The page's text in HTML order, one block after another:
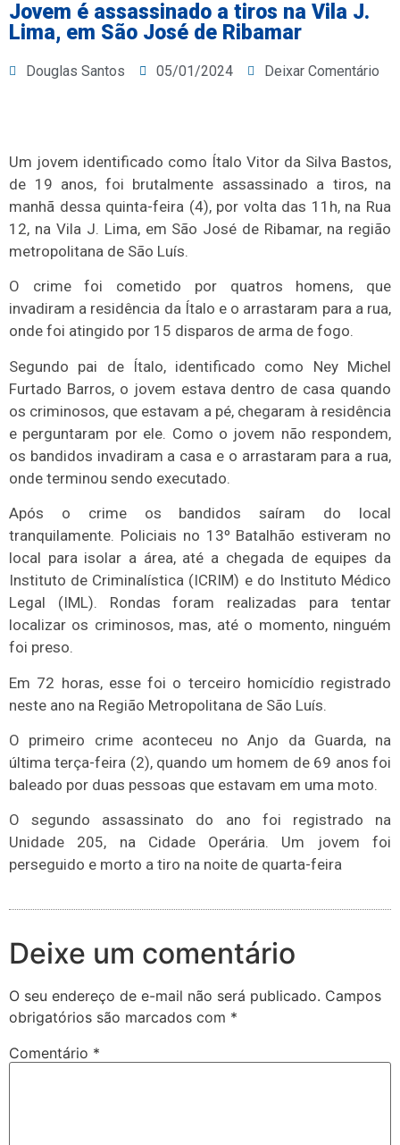
Jovem é assassinado a tiros na Vila J.
Lima, em São José de Ribamar
Douglas Santos 05/01/2024 Deixar Comentário
Um jovem identificado como Ítalo Vitor da Silva Bastos,
de 19 anos, foi brutalmente assassinado a tiros, na
manhã dessa quinta-feira (4), por volta das 11h, na Rua
12, na Vila J. Lima, em São José de Ribamar, na região
metropolitana de São Luís.
O crime foi cometido por quatros homens, que
invadiram a residência da Ítalo e o arrastaram para a rua,
onde foi atingido por 15 disparos de arma de fogo.
Segundo pai de Ítalo, identificado como Ney Michel
Furtado Barros, o jovem estava dentro de casa quando
os criminosos, que estavam a pé, chegaram à residência
e perguntaram por ele. Como o jovem não respondem,
os bandidos invadiram a casa e o arrastaram para a rua,
onde terminou sendo executado.
Após o crime os bandidos saíram do local
tranquilamente. Policiais no 13º Batalhão estiveram no
local para isolar a área, até a chegada de equipes da
Instituto de Criminalística (ICRIM) e do Instituto Médico
Legal (IML). Rondas foram realizadas para tentar
localizar os criminosos, mas, até o momento, ninguém
foi preso.
Em 72 horas, esse foi o terceiro homicídio registrado
neste ano na Região Metropolitana de São Luís.
O primeiro crime aconteceu no Anjo da Guarda, na
última terça-feira (2), quando um homem de 69 anos foi
baleado por duas pessoas que estavam em uma moto.
O segundo assassinato do ano foi registrado na
Unidade 205, na Cidade Operária. Um jovem foi
perseguido e morto a tiro na noite de quarta-feira
Deixe um comentário
O seu endereço de e-mail não será publicado. Campos
obrigatórios são marcados com *
Comentário *